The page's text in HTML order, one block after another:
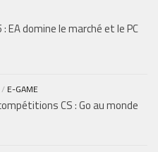
EA domine le marché et le PC
/ E-GAME
CS : Go au monde